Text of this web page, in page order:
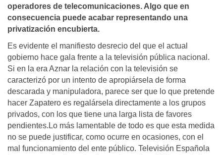
operadores de telecomunicaciones. Algo que en
consecuencia puede acabar representando una
privatización encubierta.
Es evidente el manifiesto desrecio del que el actual
gobierno hace gala frente a la televisión pública nacional.
Si en la era Aznar la relación con la televisión se
caracterizó por un intento de apropiársela de forma
descarada y manipuladora, parece ser que lo que pretende
hacer Zapatero es regalársela directamente a los grupos
privados, con los que tiene una larga lista de favores
pendientes.Lo más lamentable de todo es que esta medida
no se puede justificar, como ocurre en ocasiones, con el
mal funcionamiento del ente público. Televisión Española